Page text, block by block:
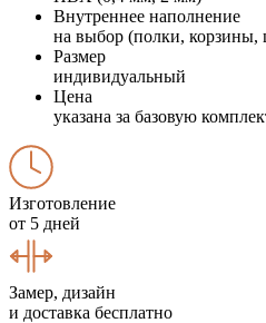
Внутреннее наполнение
на выбор (полки, корзины,
Размер
индивидуальный
Цена
указана за базовую
Изготовление
от 5 дней
Замер, дизайн
и доставка бесплатно